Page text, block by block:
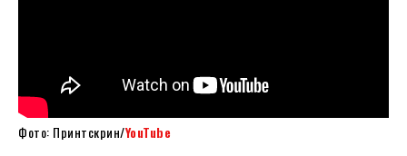
Фото: Принтскрин/YouTube